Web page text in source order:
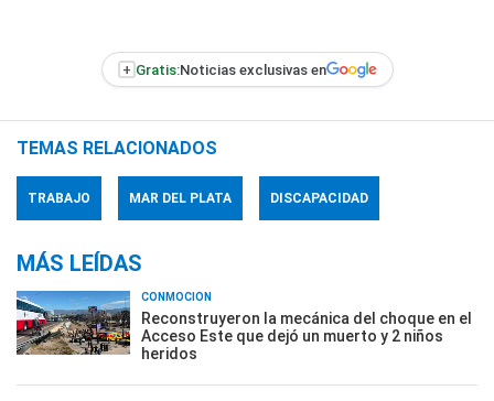
+ Gratis:Noticias exclusivas en
TEMAS RELACIONADOS
TRABAJO MAR DEL PLATA DISCAPACIDAD
MÁS LEÍDAS
CONMOCIÓN
Reconstruyeron la mecánica del choque en el
Acceso Este que dejó un muerto y 2 niños
heridos